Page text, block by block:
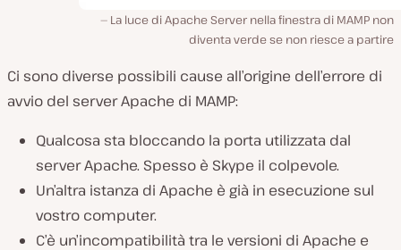
La luce di Apache Server nella finestra di MAMP non
diventa verde se non riesce a partire
Ci sono diverse possibili cause all’origine dell’errore di
avvio del server Apache di MAMP:
Qualcosa sta bloccando la porta utilizzata dal
server Apache. Spesso è Skype il colpevole.
Un’altra istanza di Apache è già in esecuzione sul
vostro computer.
C’è un’incompatibilità tra le versioni di Apache e